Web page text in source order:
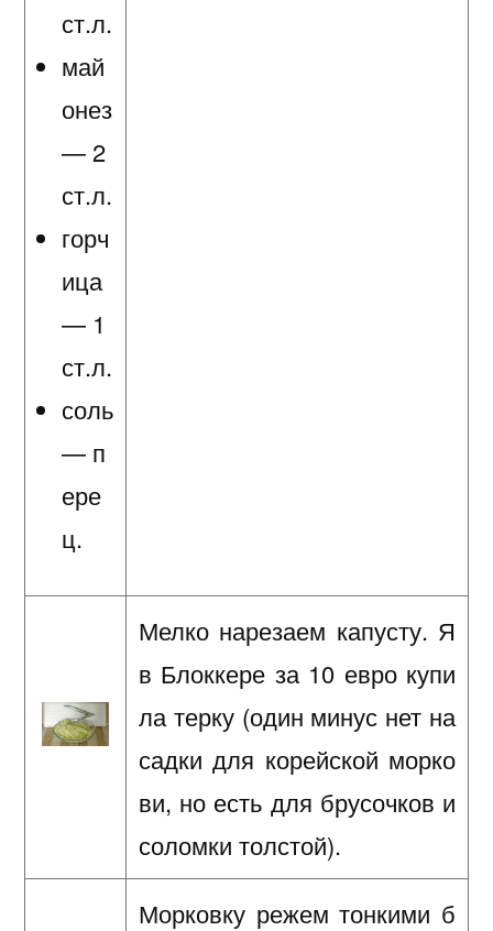
ст.л.
май
онез
— 2
ст.л.
горч
ица
— 1
ст.л.
соль
— п
ере
ц.
Мелко нарезаем капусту. Я
в Блоккере за 10 евро купи
ла терку (один минус нет на
садки для корейской морко
ви, но есть для брусочков и
соломки толстой).
Морковку режем тонкими б